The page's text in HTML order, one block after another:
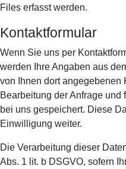
Files erfasst werden.
Kontaktformular
Wenn Sie uns per
werden Ihre Angaben aus
von Ihnen dort angegebenen
Bearbeitung der Anfrage
bei uns gespeichert. Diese
Einwilligung weiter.
Die Verarbeitung dieser
Abs. 1 lit. b DSGVO, sofern